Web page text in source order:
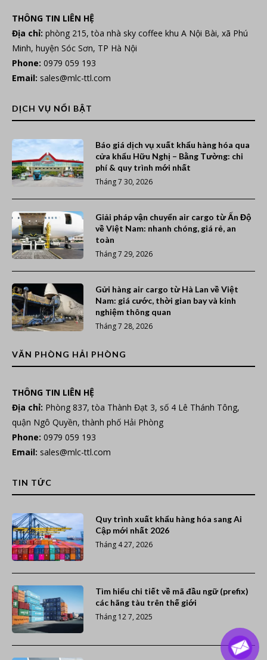
THÔNG TIN LIÊN HỆ
Địa chỉ: phòng 215, tòa nhà sky coffee khu A Nội Bài, xã Phú
Minh, huyện Sóc Sơn, TP Hà Nội
Phone: 0979 059 193
Email: sales@mlc-ttl.com
DỊCH VỤ NỔI BẬT
Báo giá dịch vụ xuất khẩu hàng hóa qua
cửa khẩu Hữu Nghị – Bằng Tường: chi
phí & quy trình mới nhất
Tháng 7 30, 2026
Giải pháp vận chuyển air cargo từ Ấn Độ
về Việt Nam: nhanh chóng, giá rẻ, an
toàn
Tháng 7 29, 2026
Gửi hàng air cargo từ Hà Lan về Việt
Nam: giá cước, thời gian bay và kinh
nghiệm thông quan
Tháng 7 28, 2026
VĂN PHÒNG HẢI PHÒNG
THÔNG TIN LIÊN HỆ
Địa chỉ: Phòng 837, tòa Thành Đạt 3, số 4 Lê Thánh Tông,
quận Ngô Quyền, thành phố Hải Phòng
Phone: 0979 059 193
Email: sales@mlc-ttl.com
TIN TỨC
Quy trình xuất khẩu hàng hóa sang Ai
Cập mới nhất 2026
Tháng 4 27, 2026
Tìm hiểu chi tiết về mã đầu ngữ (prefix)
các hãng tàu trên thế giới
Tháng 12 7, 2025